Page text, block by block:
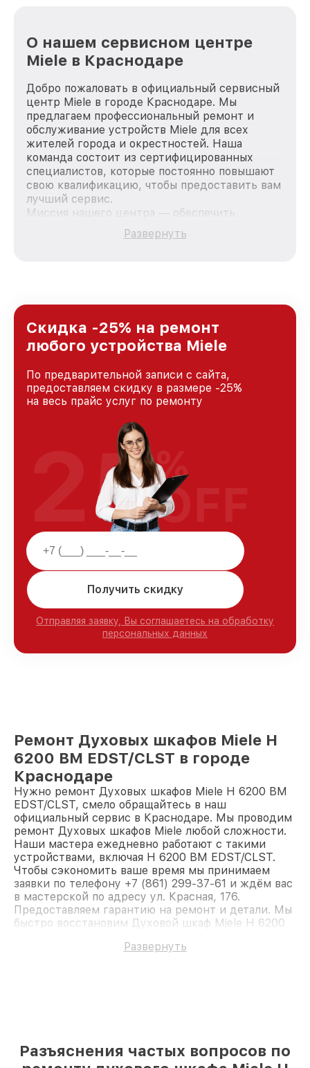
О нашем сервисном центре
Miele в Краснодаре
Добро пожаловать в официальный сервисный
центр Miele в городе Краснодаре. Мы
предлагаем профессиональный ремонт и
обслуживание устройств Miele для всех
жителей города и окрестностей. Наша
команда состоит из сертифицированных
специалистов, которые постоянно повышают
свою квалификацию, чтобы предоставить вам
лучший сервис.
Миссия нашего центра — обеспечить
качественный и доступный ремонт для
каждого пользователя продукции Miele, вне
Краснодаре, постоянно повышая уровень
доверия и лояльности наших клиентов.
Развернуть
Скидка -25% на ремонт
любого устройства Miele
По предварительной записи с сайта,
предоставляем скидку в размере -25%
на весь прайс услуг по ремонту
Получить скидку
Отправляя заявку, Вы соглашаетесь на обработку
персональных данных
25%
OFF
Ремонт Духовых шкафов Miele H
6200 BM EDST/CLST в городе
Краснодаре
Нужно ремонт Духовых шкафов Miele H 6200 BM
EDST/CLST, смело обращайтесь в наш
официальный сервис в Краснодаре. Мы проводим
ремонт Духовых шкафов Miele любой сложности.
Наши мастера ежедневно работают с такими
устройствами, включая H 6200 BM EDST/CLST.
Чтобы сэкономить ваше время мы принимаем
заявки по телефону +7 (861) 299-37-61 и ждём вас
в мастерской по адресу ул. Красная, 176.
Предоставляем гарантию на ремонт и детали. Мы
быстро восстановим Духовой шкаф Miele H 6200
Развернуть
Разъяснения частых вопросов по